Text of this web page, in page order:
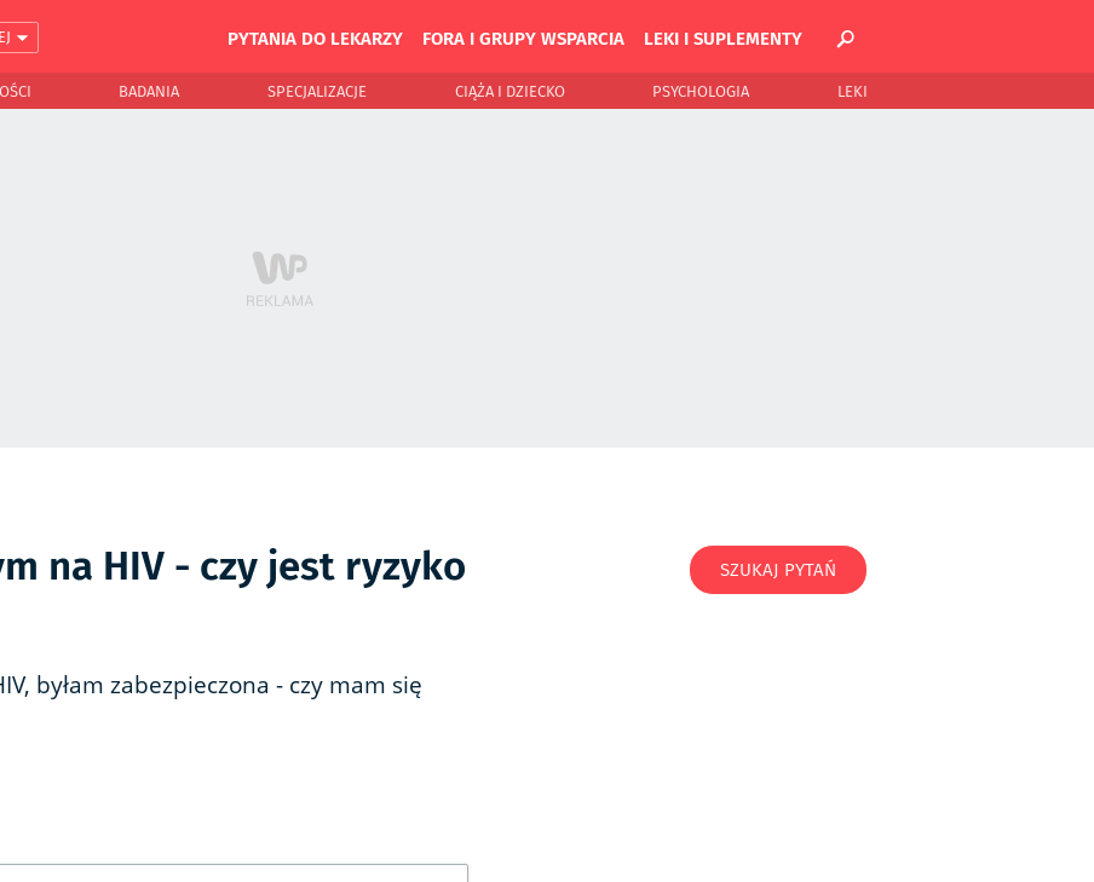
PYTANIA DO LEKARZY FORA I GRUPY WSPARCIA LEKI I SUPLEMENTY
BADANIA SPECJALIZACJE CIĄŻA I DZIECKO PSYCHOLOGIA LEKI
na HIV - czy jest ryzyko
byłam zabezpieczona - czy mam się
SZUKAJ PYTAŃ